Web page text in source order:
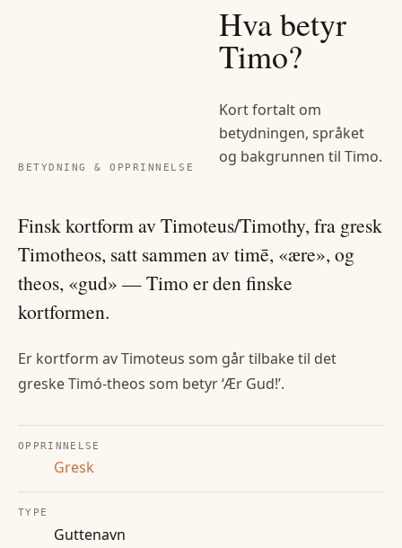
BETYDNING & OPPRINNELSE
Hva betyr
Timo?
Kort fortalt om
betydningen, språket
og bakgrunnen til Timo.
Finsk kortform av Timoteus/Timothy, fra gresk
Timotheos, satt sammen av timē, «ære», og
theos, «gud» — Timo er den finske
kortformen.
Er kortform av Timoteus som går tilbake til det
greske Timó-theos som betyr ‘Ær Gud!’.
OPPRINNELSE
Gresk
TYPE
Guttenavn